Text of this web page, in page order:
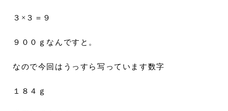
３×３＝９
９００ｇなんですと。
なので今回はうっすら写っています数字
１８４ｇ